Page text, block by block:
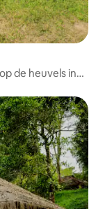
de heuvels in